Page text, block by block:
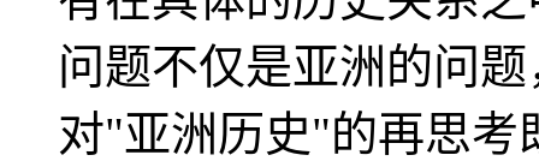
问题不仅是亚洲的问
对"亚洲历史"的再思考